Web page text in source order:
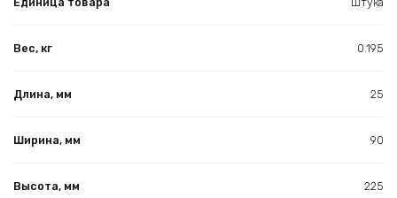
Вес, кг 0.195
Длина, мм 25
Ширина, мм 90
Высота, мм 225